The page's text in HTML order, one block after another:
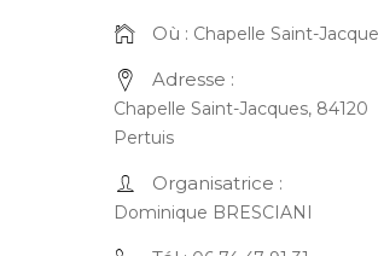
Où : Chapelle Saint-
Adresse :
Chapelle Saint-Jacques, 84120
Pertuis
Organisatrice :
Dominique BRESCIANI